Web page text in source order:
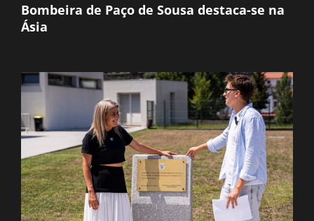
Bombeira de Paço de Sousa destaca-se na
Ásia